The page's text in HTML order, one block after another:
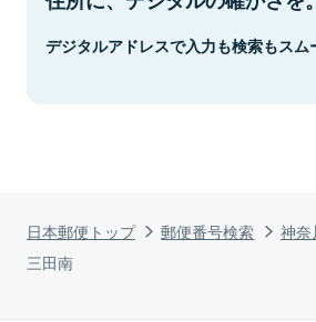
日本郵便トップ 郵便番号検索 神奈
三田南
デジタルアドレスで入力も検索もスム